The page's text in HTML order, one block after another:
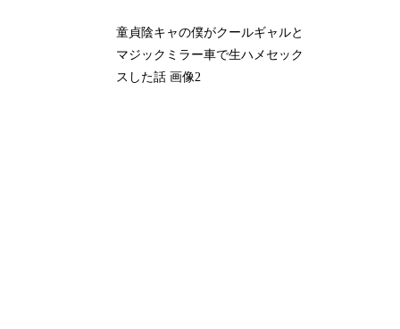
童貞陰キャの僕がクールギャルと
マジックミラー車で生ハメセック
スした話 画像2